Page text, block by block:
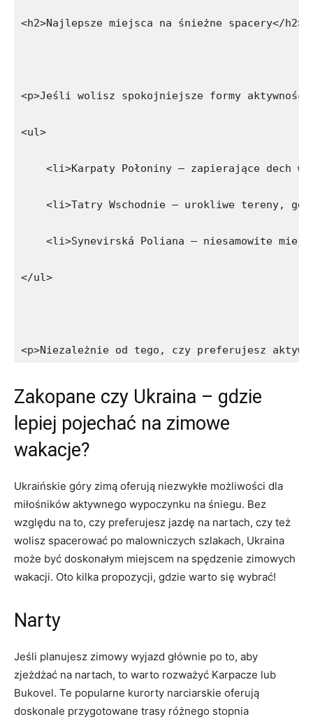
<h2>Najlepsze miejsca na śnieżne spacery</h2>
<p>Jeśli wolisz spokojniejsze formy
<ul>
<li>Karpaty Połoniny – zapierające dech w
<li>Tatry Wschodnie – urokliwe tereny,
<li>Synevirská Poliana – niesamowite
</ul>
<p>Niezależnie od tego, czy preferujesz
Zakopane⁢ czy ‌Ukraina⁣ –⁢ gdzie
lepiej pojechać na zimowe
wakacje?
Ukraińskie góry zimą oferują niezwykłe możliwości dla
miłośników aktywnego wypoczynku na śniegu. Bez
względu‌ na to, czy preferujesz jazdę na nartach, czy ⁣też
⁤wolisz spacerować po malowniczych szlakach, ⁢Ukraina
może ​być doskonałym miejscem na⁢ spędzenie zimowych
wakacji. Oto kilka propozycji,‌ gdzie warto się wybrać!
Narty
Jeśli⁢ planujesz zimowy ⁤wyjazd głównie po to, aby
zjeżdżać na nartach, to warto rozważyć⁣ Karpacze lub
Bukovel. Te popularne kurorty narciarskie oferują
doskonale⁣ przygotowane ⁣trasy ⁢różnego stopnia